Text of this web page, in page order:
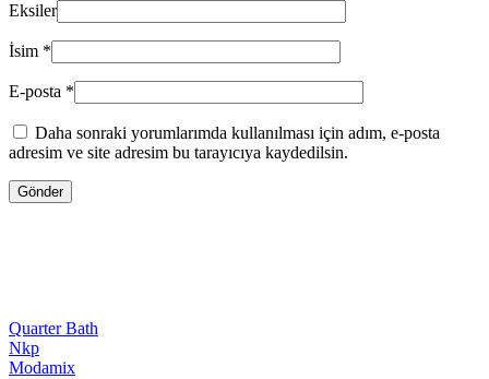
Eksiler
İsim *
E-posta *
Daha sonraki yorumlarımda kullanılması için adım, e-posta
adresim ve site adresim bu tarayıcıya kaydedilsin.
Quarter Bath
Nkp
Modamix